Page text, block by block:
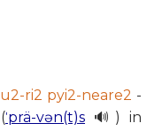
ri2 pyi2-neare2 -
(ˈprä-vən(t)s 🔊) in